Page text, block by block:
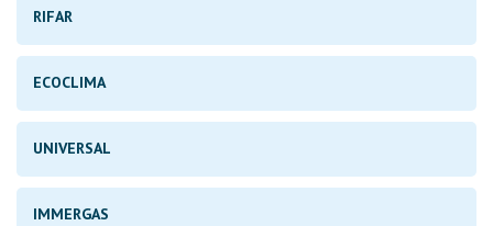
RIFAR
ECOCLIMA
UNIVERSAL
IMMERGAS